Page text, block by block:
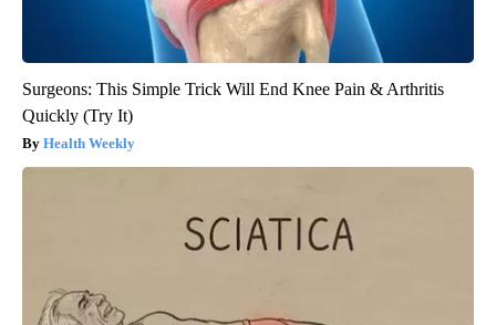
Surgeons: This Simple Trick Will End Knee Pain & Arthritis
Quickly (Try It)
Health Weekly